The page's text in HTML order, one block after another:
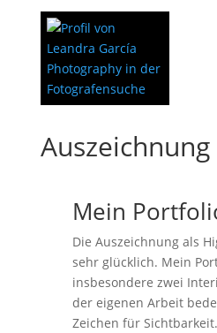
Mein
Die Auszeichnung als
sehr glücklich. Mein
insbesondere zwei
der eigenen Arbeit
Zeichen für Sichtbarkeit.